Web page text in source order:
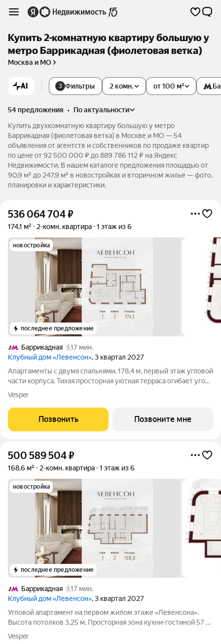
Купить 2-комнатную квартиру большую у
метро Баррикадная (фиолетовая ветка)
Москва и МО
AI 3 Фильтры 2 комн. от 100 м²
54 предложения •
по актуальности
Купить двухкомнатную квартиру большую у метро
Баррикадная (фиолетовая ветка) в Москве и МО — 54
объявления от агентств и собственников по продаже квартир
по цене от 92 500 000 ₽ до 889 786 112 ₽ на Яндекс
Недвижимости. В нашем каталоге предложения площадью от
90,9 м² до 247,9 м² в новостройках и вторичном жилье — фото,
планировки и характеристики.
536 064 704₽
174,1 м² 2-комн. квартира 1 этаж из 6
новостройка
последнее предложение
Баррикадная
17 мин.
Клубный дом «Левенсон», 3 квартал 2027
Апартаменты с двумя спальнями, 178,4 м, первый этаж угловой
части корпуса. Тихая просторная уютная терраса огибает угол
здания - по ней можно пройти вдоль панорамных
открывающихся окон, от одной комнаты до другой. Первый
этаж смотрит на палисадник и
Vesper
Позвонить Позвоните мне
500 589 504₽
168,6 м² 2-комн. квартира 1 этаж из 6
новостройка
последнее предложение
Баррикадная
17 мин.
Клубный дом «Левенсон», 3 квартал 2027
Угловой апартамент на первом жилом этаже «Левенсона».
Высота потолков 3,25 м. Просторная зона кухни-гостиной 57 м
- пространство, где день живёт в полную силу. Южный свет,
который не покидает дом до вечера. Два мастер блока по
Vesper